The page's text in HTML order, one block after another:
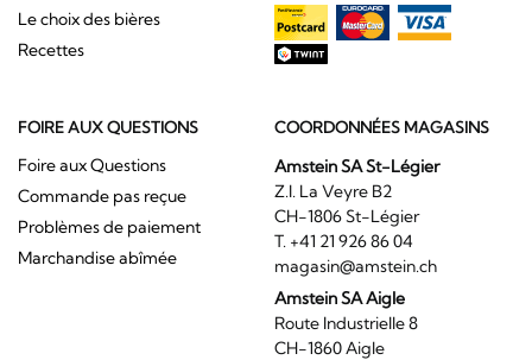
Le choix des bières
Recettes
FOIRE AUX QUESTIONS
Foire aux Questions
Commande pas reçue
Problèmes de paiement
Marchandise abîmée
COORDONNÉES MAGASINS
Amstein SA St-Légier
Z.I. La Veyre B2
CH-1806 St-Légier
T. +41 21 926 86 04
magasin@amstein.ch
Amstein SA Aigle
Route Industrielle 8
CH-1860 Aigle